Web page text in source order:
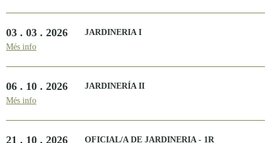
03 . 03 . 2026
JARDINERIA I
Més info
06 . 10 . 2026
JARDINERÍA II
Més info
21 . 10 . 2026
OFICIAL/A DE JARDINERIA - 1R